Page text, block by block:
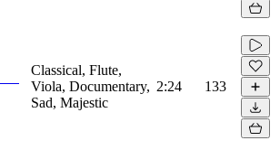
Classical, Flute,
Viola, Documentary,
Sad, Majestic
2:24 133